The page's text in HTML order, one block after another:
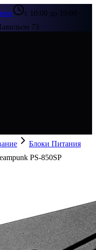
с 10:00 до 19:00
73
Блоки Питания
PS-850SP